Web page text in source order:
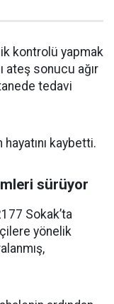
kontrolü yapmak
ateş sonucu ağır
tedavi
kaybetti.
sürüyor
Sokak’ta
yönelik